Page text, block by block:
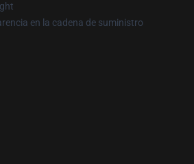
en la cadena de suministro